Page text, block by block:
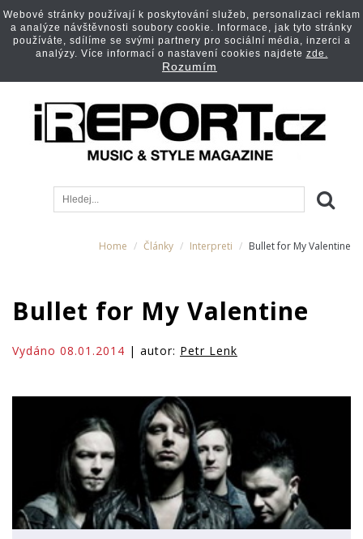
Home Články Interpreti Bullet for My Valentine
Bullet for My Valentine
Vydáno 08.01.2014 | autor: Petr Lenk
Webové stránky používají k poskytování služeb, personalizaci reklam
a analýze návštěvnosti soubory cookie. Informace, jak tyto stránky
používáte, sdílíme se svými partnery pro sociální média, inzerci a
analýzy. Více informací o nastavení cookies najdete zde.
Rozumím